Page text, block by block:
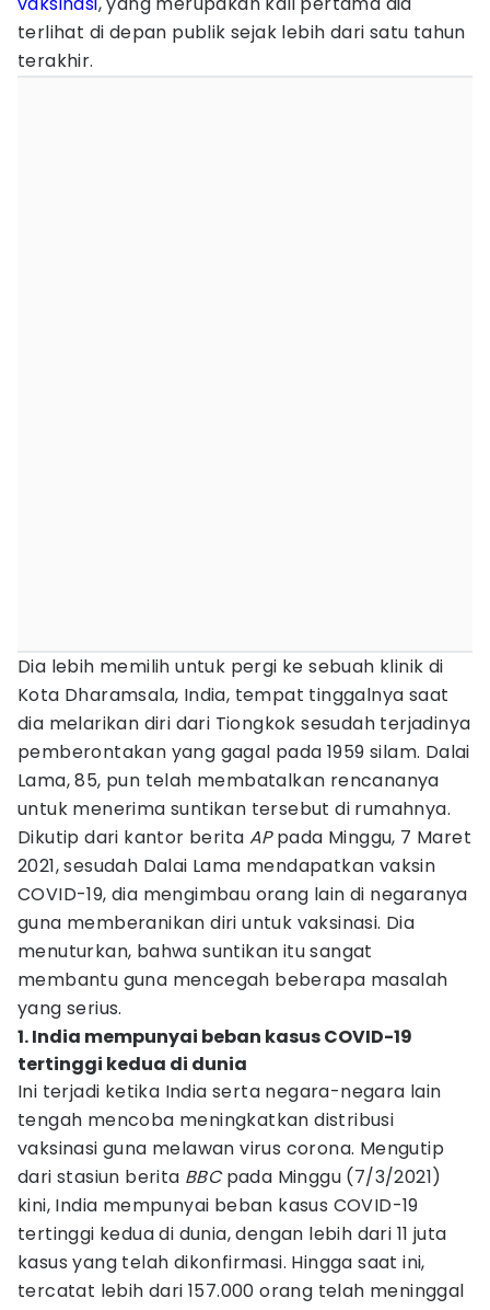
terlihat di depan publik sejak lebih dari satu tahun
terakhir.
Dia lebih memilih untuk pergi ke sebuah klinik di
Kota Dharamsala, India, tempat tinggalnya saat
dia melarikan diri dari Tiongkok sesudah terjadinya
pemberontakan yang gagal pada 1959 silam. Dalai
Lama, 85, pun telah membatalkan rencananya
untuk menerima suntikan tersebut di rumahnya.
Dikutip dari kantor berita APpada Minggu, 7 Maret
2021, sesudah Dalai Lama mendapatkan vaksin
COVID-19, dia mengimbau orang lain di negaranya
guna memberanikan diri untuk vaksinasi. Dia
menuturkan, bahwa suntikan itu sangat
membantu guna mencegah beberapa masalah
yang serius.
1. India mempunyai beban kasus COVID-19
tertinggi kedua di dunia
Ini terjadi ketika India serta negara-negara lain
tengah mencoba meningkatkan distribusi
vaksinasi guna melawan virus corona. Mengutip
dari stasiun berita BBCpada Minggu (7/3/2021)
kini, India mempunyai beban kasus COVID-19
tertinggi kedua di dunia, dengan lebih dari 11 juta
kasus yang telah dikonfirmasi. Hingga saat ini,
tercatat lebih dari 157.000 orang telah meninggal